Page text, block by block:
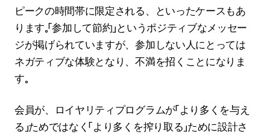
ピークの時間帯に限定される、といったケースもあ
ります。「参加して節約」というポジティブなメッセー
ジが掲げられていますが、参加しない人にとっては
ネガティブな体験となり、不満を招くことになりま
す。
会員が、ロイヤリティプログラムが「より多くを与え
る」ためではなく「より多くを搾り取る」ために設計さ